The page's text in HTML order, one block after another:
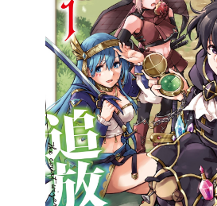
お問
オーバーラップノベル
オーバーラップノベル
ロサージュノベルス